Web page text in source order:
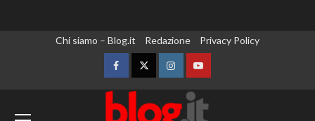
Chi siamo – Blog.it Redazione Privacy Policy
FacebookTwitterInstagramYouTube